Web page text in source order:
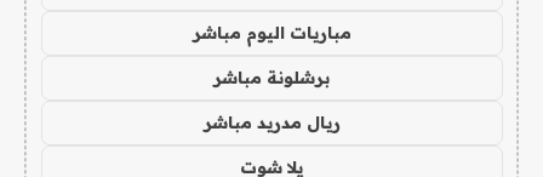
مباريات اليوم مباشر
برشلونة مباشر
ريال مدريد مباشر
يلا شوت